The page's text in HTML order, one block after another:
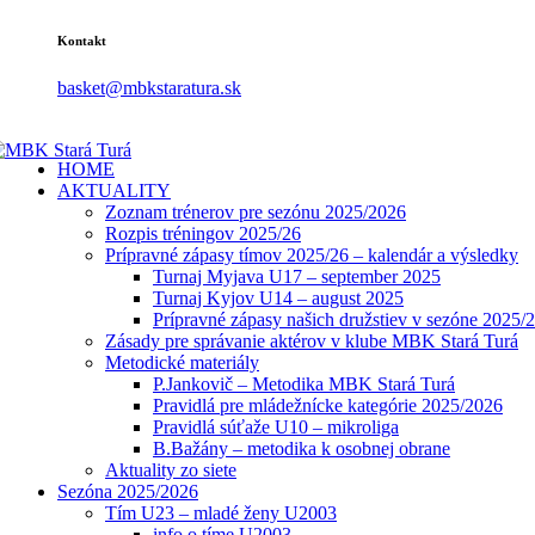
Kontakt
basket@mbkstaratura.sk
HOME
AKTUALITY
Zoznam trénerov pre sezónu 2025/2026
Rozpis tréningov 2025/26
Prípravné zápasy tímov 2025/26 – kalendár a výsledky
Turnaj Myjava U17 – september 2025
Turnaj Kyjov U14 – august 2025
Prípravné zápasy našich družstiev v sezóne 2025/
Zásady pre správanie aktérov v klube MBK Stará Turá
Metodické materiály
P.Jankovič – Metodika MBK Stará Turá
Pravidlá pre mládežnícke kategórie 2025/2026
Pravidlá súťaže U10 – mikroliga
B.Bažány – metodika k osobnej obrane
Aktuality zo siete
Sezóna 2025/2026
Tím U23 – mladé ženy U2003